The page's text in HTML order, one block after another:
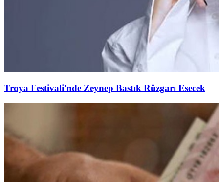
Troya Festivali'nde Zeynep Bastık Rüzgarı Esecek